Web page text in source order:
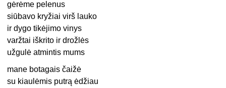
gėrėme pelenus
siūbavo kryžiai virš lauko
ir dygo tikėjimo vinys
varžtai iškrito ir drožlės
užgulė atmintis mums
mane botagais čaižė
su kiaulėmis putrą ėdžiau